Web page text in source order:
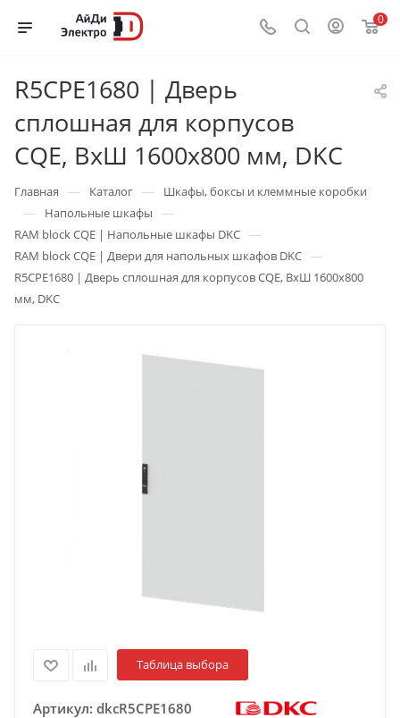
0
R5CPE1680 | Дверь
сплошная для корпусов
CQE, ВхШ 1600х800 мм, DKC
Главная — Каталог — Шкафы, боксы и клеммные коробки
— Напольные шкафы —
RAM block CQE | Напольные шкафы DKC —
RAM block CQE | Двери для напольных шкафов DKC —
R5CPE1680 | Дверь сплошная для корпусов CQE, ВхШ 1600х800
мм, DKC
Таблица выбора
Артикул: dkcR5CPE1680